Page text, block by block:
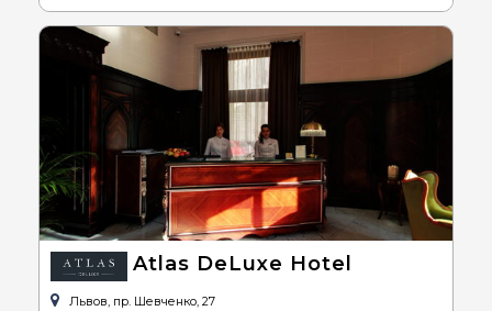
Atlas DeLuxe Hotel
Львов, пр. Шевченко, 27